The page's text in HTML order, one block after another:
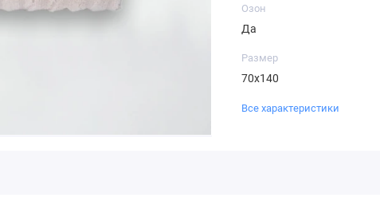
Озон
Да
Размер
70х140
Все характеристики